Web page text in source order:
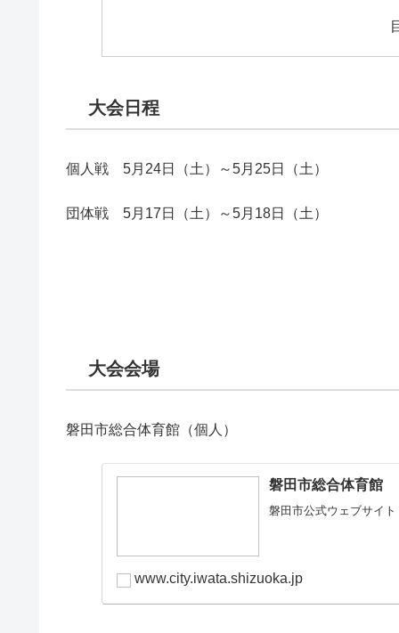
大会日程
個人戦 5月24日（土）～5月25日（土）
団体戦 5月17日（土）～5月18日（土）
大会会場
磐田市総合体育館（個人）
磐田市総合体育館
磐田市公式ウェブサイト
www.city.iwata.shizuoka.jp